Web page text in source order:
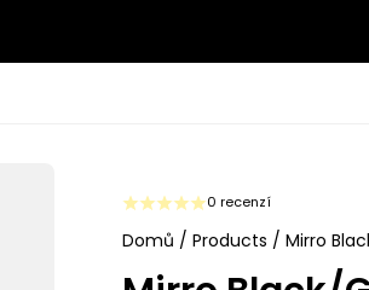
0 recenzí
Domů / Products / Mirro